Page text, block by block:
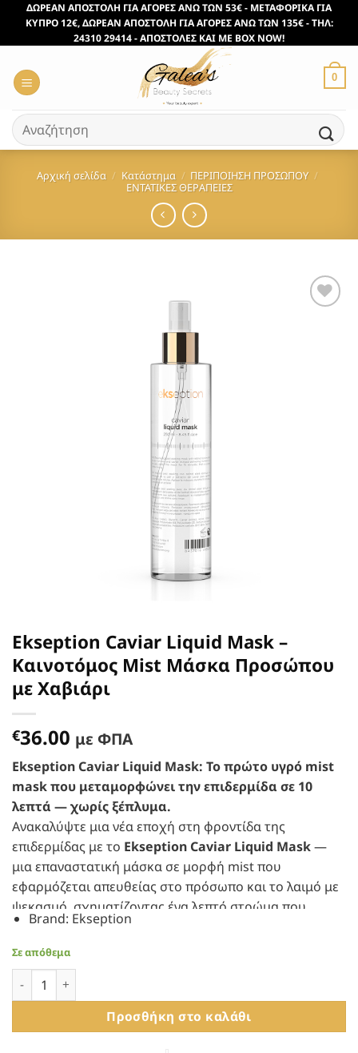
Μετάβαση
περιεχόμενο
ΔΩΡΕΑΝ ΑΠΟΣΤΟΛΗ ΓΙΑ ΑΓΟΡΕΣ ΑΝΩ ΤΩΝ 53€ - ΜΕΤΑΦΟΡΙΚΑ ΓΙΑ
ΚΥΠΡΟ 12€, ΔΩΡΕΑΝ ΑΠΟΣΤΟΛΗ ΓΙΑ ΑΓΟΡΕΣ ΑΝΩ ΤΩΝ 135€ - ΤΗΛ:
24310 29414 - ΑΠΟΣΤΟΛΕΣ ΚΑΙ ΜΕ BOX NOW!
0
Αναζήτηση
για:
Αρχική σελίδα / Κατάστημα / ΠΕΡΙΠΟΙΗΣΗ ΠΡΟΣΩΠΟΥ /
ΕΝΤΑΤΙΚΕΣ ΘΕΡΑΠΕΙΕΣ
Προσθήκη
Ekseption Caviar Liquid Mask –
Καινοτόμος Mist Μάσκα Προσώπου
με Χαβιάρι
€36.00 με ΦΠΑ
Ekseption Caviar Liquid Mask: Το πρώτο υγρό mist
mask που μεταμορφώνει την επιδερμίδα σε 10
λεπτά — χωρίς ξέπλυμα.
Ανακαλύψτε μια νέα εποχή στη φροντίδα της
επιδερμίδας με το Ekseption Caviar Liquid Mask—
μια επαναστατική μάσκα σε μορφή mist που
εφαρμόζεται απευθείας στο πρόσωπο και το λαιμό με
ψεκασμό, σχηματίζοντας ένα λεπτό στρώμα που
ενισχύει την απορρόφηση των δραστικών συστατικών
στα βαθύτερα στρώματα της επιδερμίδας.
Στο επίκεντρο της φόρμουλας βρίσκεται το
εκχύλισμα χαβιαριού Sevruga, ένα από τα
πολυτιμότερα συστατικά στην αισθητική
Brand: Ekseption
Σε απόθεμα
Ekseption Caviar Liquid Mask - Καινοτόμος Mist Μάσκα
Προσθήκη στο καλάθι